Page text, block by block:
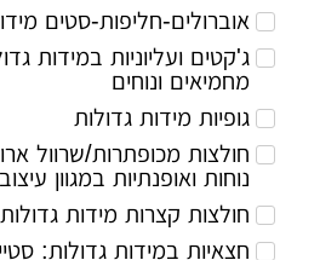
אוברולים-חליפות-סטים מידות
ג'קטים ועליוניות במידות גדולות
מחמיאים ונוחים
גופיות מידות גדולות
חולצות מכופתרות/שרוול ארוך-
נוחות ואופנתיות במגוון עיצובים
חולצות קצרות מידות גדולות
חצאיות במידות גדולות: סטייל